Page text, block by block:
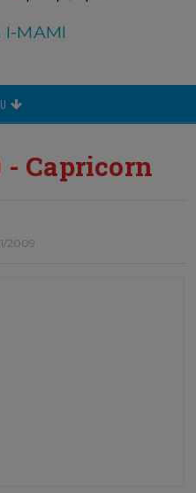
MAMI
- Capricorn
2009